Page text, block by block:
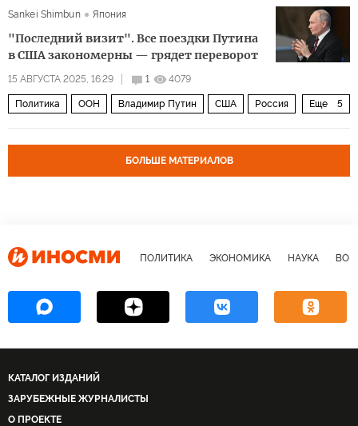
Sankei Shimbun Япония
"Последний визит". Все поездки Путина
в США закономерны — грядет переворот
15 АВГУСТА 2025, 16:29 1 4079
Еще 5
Политика ООН Владимир Путин США Россия
Встреча Путина и Трампа на Аляске
БОЛЬШЕ МАТЕРИАЛОВ
ПОЛИТИКА ЭКОНОМИКА НАУКА
КАТАЛОГ ИЗДАНИЙ
ЗАРУБЕЖНЫЕ ЖУРНАЛИСТЫ
О ПРОЕКТЕ